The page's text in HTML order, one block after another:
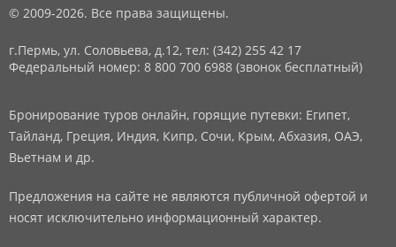
© 2009-2026. Все права защищены.
г.Пермь, ул. Соловьева, д.12, тел: (342) 255 42 17
Федеральный номер: 8 800 700 6988 (звонок бесплатный)
Бронирование туров онлайн, горящие путевки: Египет,
Тайланд, Греция, Индия, Кипр, Сочи, Крым, Абхазия, ОАЭ,
Вьетнам и др.
Предложения на сайте не являются публичной офертой и
носят исключительно информационный характер.